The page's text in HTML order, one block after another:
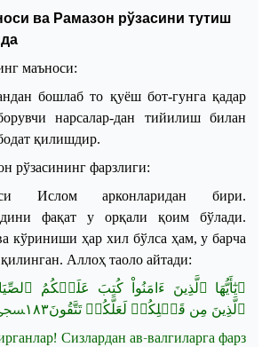
ва Рамазон рўзасини тутиш
маъноси:
бошлаб то қуёш бот-гунга қадар
нарсалар-дан тийилиш билан
қилишдир.
рўзасининг фарзлиги:
Ислом арконларидан бири.
дини фақат у орқали қоим бўлади.
кўриниши ҳар хил бўлса ҳам, у барча
Аллоҳ таоло айтади:
ﵟيٰٓأَيُّهَا ٱلَّذِينَ ءَامَنُواْ كُتِبَ عَلَيۡكُمُ
ٱلَّذِينَ مِن قَبۡلِكُمۡ لَعَلَّكُمۡ تَتَّقُونَ١٨٣
Сизлардан ав-валгиларга фарз